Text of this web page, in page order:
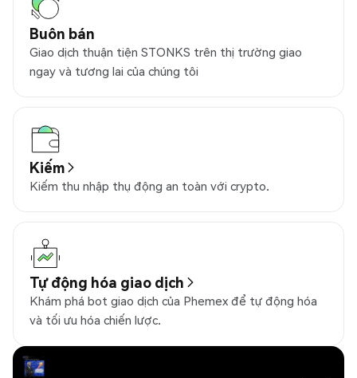
Buôn bán
Giao dịch thuận tiện STONKS trên thị trường giao
ngay và tương lai của chúng tôi
Kiếm
Kiếm thu nhập thụ động an toàn với crypto.
Tự động hóa giao dịch
Khám phá bot giao dịch của Phemex để tự động hóa
và tối ưu hóa chiến lược.